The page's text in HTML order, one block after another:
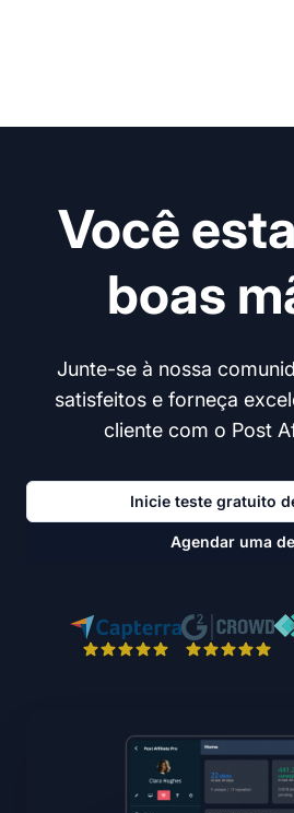
Você
boas
Junte-se à nossa
satisfeitos e forneça
cliente com o Post
Inicie teste gratuito
Agendar uma